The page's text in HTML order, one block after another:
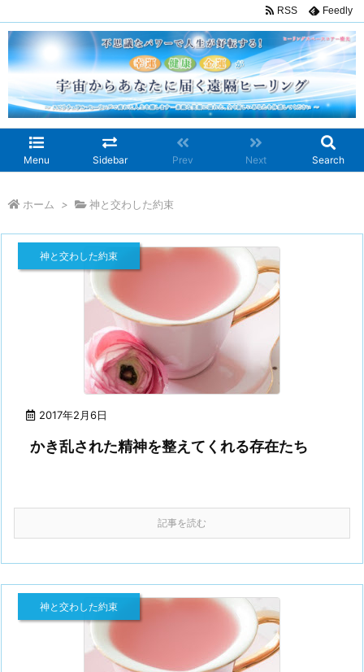
Menu Sidebar Prev Next Search
RSS Feedly
ホーム > 神と交わした約束
2017年2月6日
神と交わした約束
かき乱された精神を整えてくれる存在たち
記事を読む
神と交わした約束